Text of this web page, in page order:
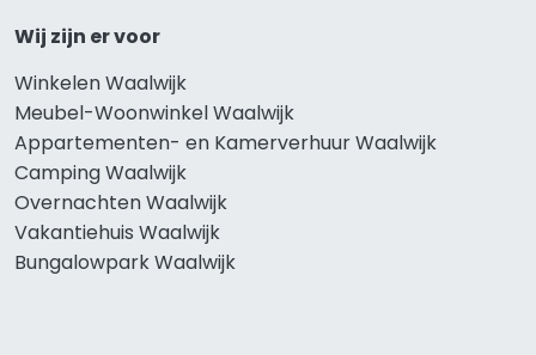
Wij zijn er voor
Winkelen Waalwijk
Meubel-Woonwinkel Waalwijk
Appartementen- en Kamerverhuur Waalwijk
Camping Waalwijk
Overnachten Waalwijk
Vakantiehuis Waalwijk
Bungalowpark Waalwijk